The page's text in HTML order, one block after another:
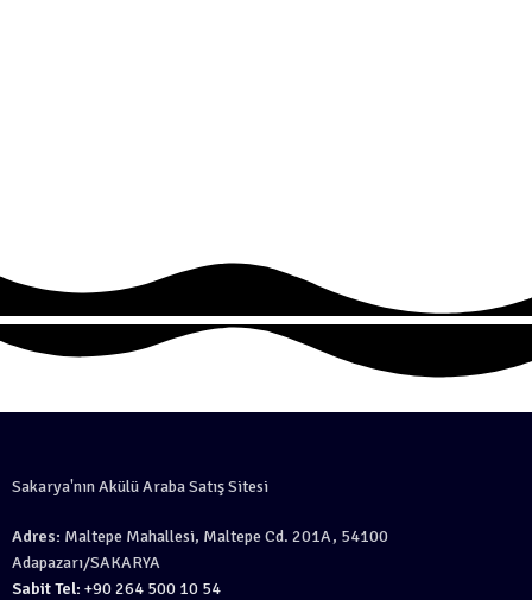
Sakarya'nın Akülü Araba Satış Sitesi
Adres: Maltepe Mahallesi, Maltepe Cd. 201A, 54100
Adapazarı/SAKARYA
Sabit Tel: +90 264 500 10 54